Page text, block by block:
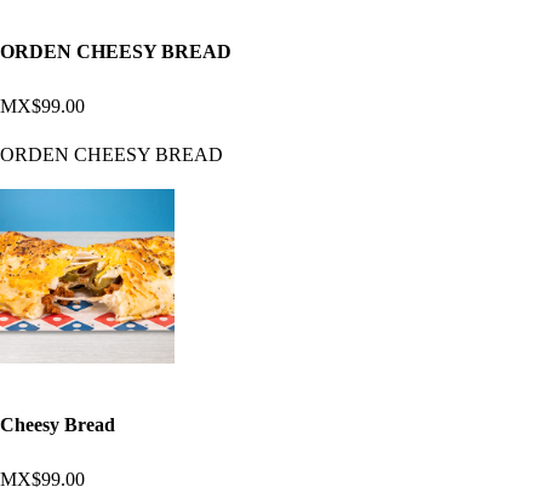
ORDEN CHEESY BREAD
MX$99.00
ORDEN CHEESY BREAD
Cheesy Bread
MX$99.00